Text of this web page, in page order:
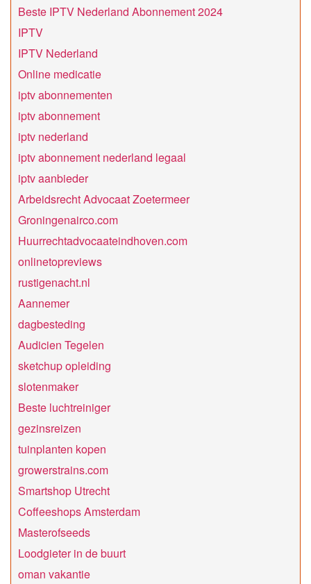
Beste IPTV Nederland Abonnement 2024
IPTV
IPTV Nederland
Online medicatie
iptv abonnementen
iptv abonnement
iptv nederland
iptv abonnement nederland legaal​
iptv aanbieder
Arbeidsrecht Advocaat Zoetermeer
Groningenairco.com
Huurrechtadvocaateindhoven.com
onlinetopreviews
rustigenacht.nl
Aannemer
dagbesteding
Audicien Tegelen
sketchup opleiding
slotenmaker
Beste luchtreiniger
gezinsreizen
tuinplanten kopen
growerstrains.com
Smartshop Utrecht
Coffeeshops Amsterdam
Masterofseeds
Loodgieter in de buurt
oman vakantie